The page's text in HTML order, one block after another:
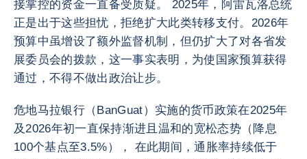
接掌控的资金一直备受质疑。 2025年，阿雷瓦洛总统
正是出于这些担忧，拒绝扩大此类转移支付。2026年
预算中虽增设了额外监督机制，但仍扩大了对各省发
展委员会的拨款，这一事实表明，为使国家预算获得
通过，不得不做出政治让步。
危地马拉银行（BanGuat）实施的货币政策在2025年
及2026年初一直保持渐进且温和的宽松态势（降息
100个基点至3.5%）， 在此期间，通胀率持续低于